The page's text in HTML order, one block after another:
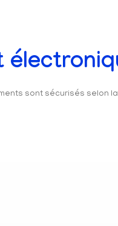
sont sécurisés selon